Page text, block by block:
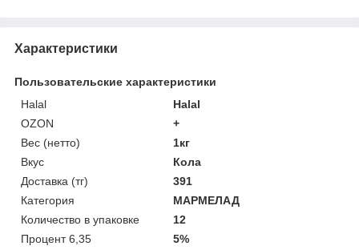
Характеристики
Пользовательские характеристики
Halal
Halal
OZON
+
Вес (нетто)
1кг
Вкус
Кола
Доставка (тг)
391
Категория
МАРМЕЛАД
Количество в упаковке
12
Процент 6,35
5%